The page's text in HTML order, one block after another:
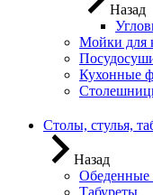
Назад
Мойки для
Кухонные
Столы, стулья,
Назад
Обеденные
Табуреты